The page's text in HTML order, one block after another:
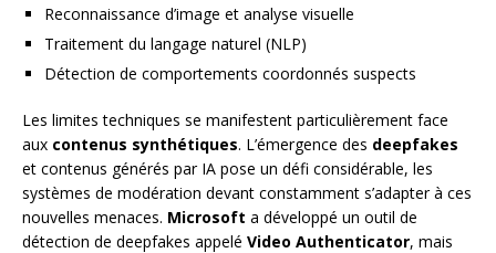
Reconnaissance d’image et analyse visuelle
Traitement du langage naturel (NLP)
Détection de comportements coordonnés suspects
Les limites techniques se manifestent particulièrement face
aux contenus synthétiques. L’émergence des deepfakes
et contenus générés par IA pose un défi considérable, les
systèmes de modération devant constamment s’adapter à ces
nouvelles menaces. Microsoft a développé un outil de
détection de deepfakes appelé Video Authenticator, mais